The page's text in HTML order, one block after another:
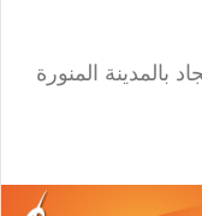
المنورة